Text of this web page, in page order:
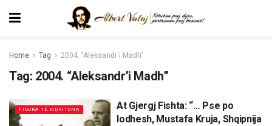
Home Tag 2004. "Aleksandr'i Madh"
Tag: 2004. “Aleksandr’i Madh”
FIGURA TË NDRITUNA
At Gjergj Fishta: “… Pse po
lodhesh, Mustafa Kruja, Shqipnija